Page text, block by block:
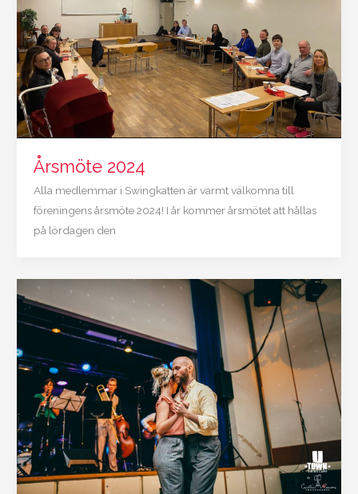
Årsmöte 2024
Alla medlemmar i Swingkatten är varmt välkomna till
föreningens årsmöte 2024! I år kommer årsmötet att hållas
på lördagen den